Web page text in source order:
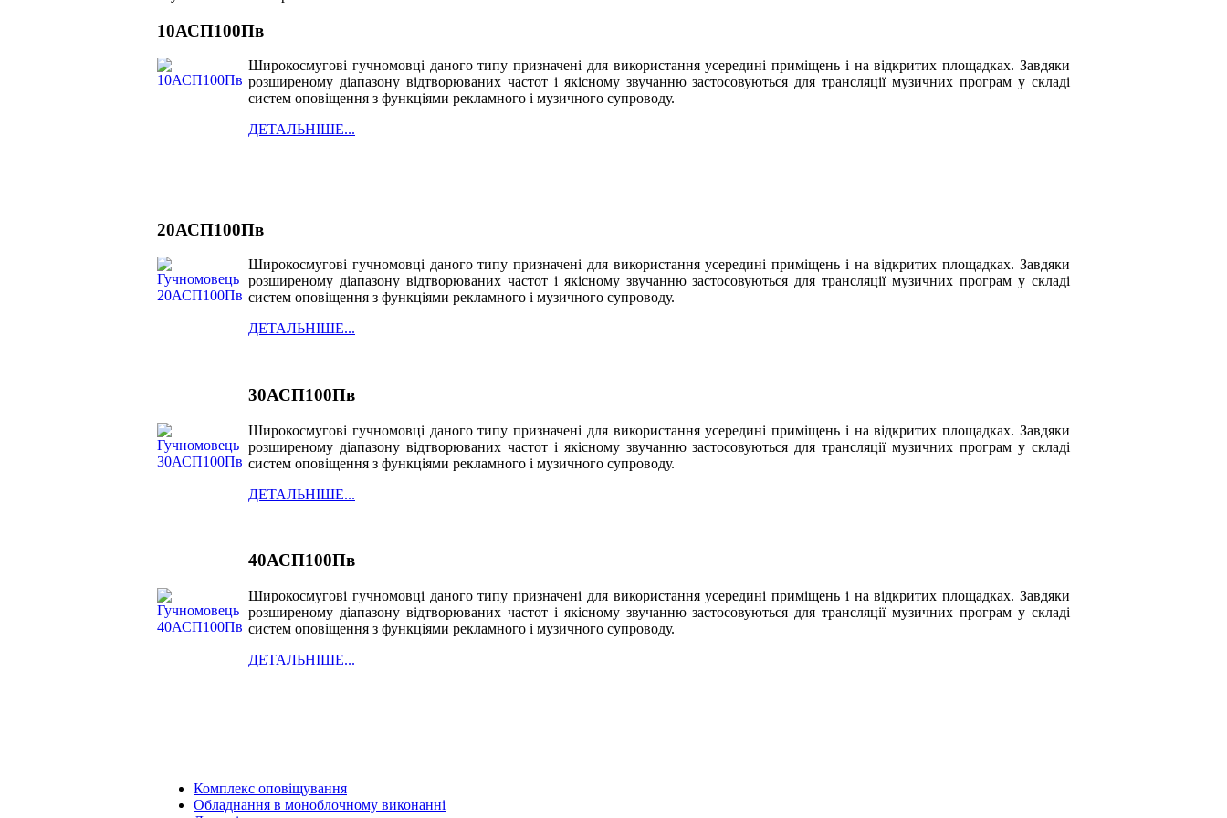
10АСП100Пв
Широкосмугові гучномовці даного типу призначені для використання усередині приміщень і на відкритих площадках. Завдяки
розширеному діапазону відтворюваних частот і якісному звучанню застосовуються для трансляції музичних програм у складі
систем оповіщення з функціями рекламного і музичного супроводу.
ДЕТАЛЬНІШЕ...
20АСП100Пв
Широкосмугові гучномовці даного типу призначені для використання усередині приміщень і на відкритих площадках. Завдяки
розширеному діапазону відтворюваних частот і якісному звучанню застосовуються для трансляції музичних програм у складі
систем оповіщення з функціями рекламного і музичного супроводу.
ДЕТАЛЬНІШЕ...
30АСП100Пв
Широкосмугові гучномовці даного типу призначені для використання усередині приміщень і на відкритих площадках. Завдяки
розширеному діапазону відтворюваних частот і якісному звучанню застосовуються для трансляції музичних програм у складі
систем оповіщення з функціями рекламного і музичного супроводу.
ДЕТАЛЬНІШЕ...
40АСП100Пв
Широкосмугові гучномовці даного типу призначені для використання усередині приміщень і на відкритих площадках. Завдяки
розширеному діапазону відтворюваних частот і якісному звучанню застосовуються для трансляції музичних програм у складі
систем оповіщення з функціями рекламного і музичного супроводу.
ДЕТАЛЬНІШЕ...
Комплекс оповіщування
Обладнання в моноблочному виконанні